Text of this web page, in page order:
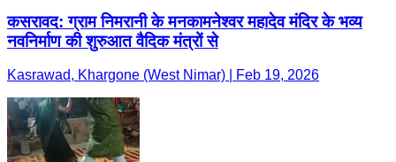
कसरावद: ग्राम निमरानी के मनकामनेश्वर महादेव मंदिर के भव्य
नवनिर्माण की शुरुआत वैदिक मंत्रों से
Kasrawad, Khargone (West Nimar) | Feb 19, 2026